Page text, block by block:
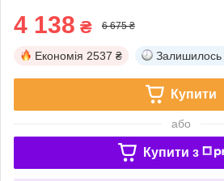
4 138 ₴ 6 675 ₴
Економія 2537 ₴ Залишилось
Купити
або
Купити з